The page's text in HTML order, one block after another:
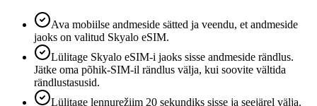
Ava mobiilse andmeside sätted ja veendu, et andmeside
jaoks on valitud Skyalo eSIM.
Lülitage Skyalo eSIM-i jaoks sisse andmeside rändlus.
Jätke oma põhik-SIM-il rändlus välja, kui soovite vältida
rändlustasusid.
Lülitage lennurežiim 20 sekundiks sisse ja seejärel välja.